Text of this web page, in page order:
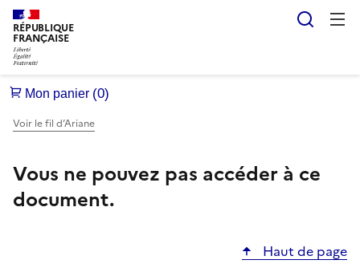
RÉPUBLIQUE
FRANÇAISE
Voir le fil d’Ariane
Vous ne pouvez pas accéder à ce
document.
Haut de page